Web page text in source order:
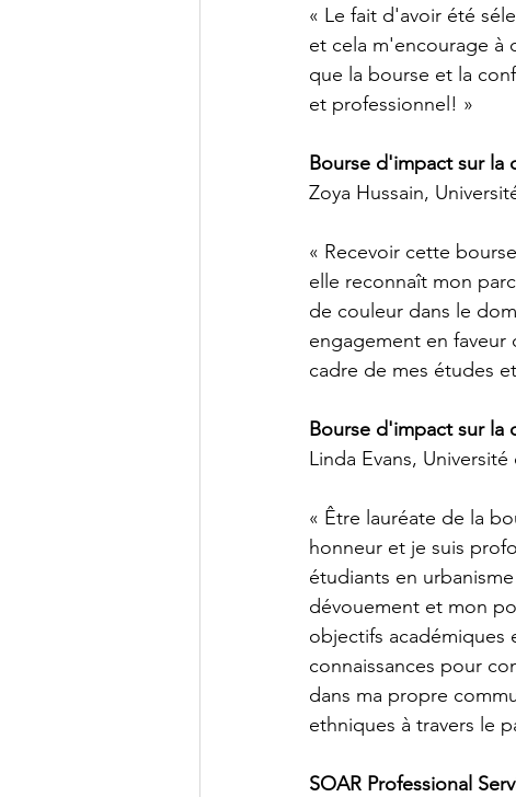
« Le fait d'avoir été
et cela m'encourage à
que la bourse et la
et professionnel! »
Bourse d'impact sur la
Zoya Hussain,
« Recevoir cette
elle reconnaît mon
de couleur dans le
engagement en faveur
cadre de mes études
Bourse d'impact sur la
Linda Evans,
« Être lauréate de la
honneur et je suis
étudiants en
dévouement et mon
objectifs académiques
connaissances pour
dans ma propre
ethniques à travers le
SOAR Professional